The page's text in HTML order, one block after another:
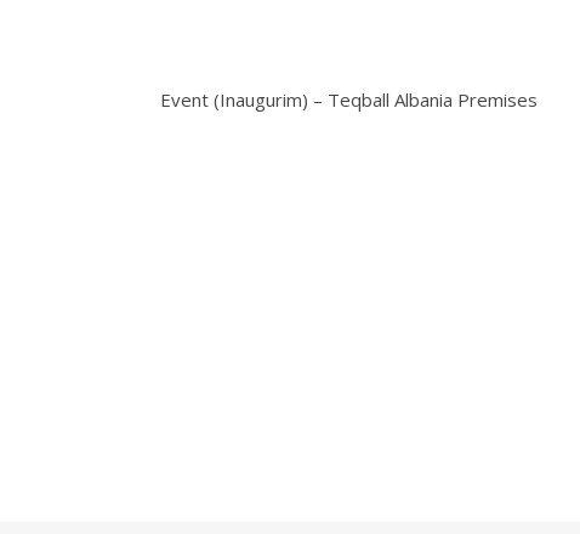
Event (Inaugurim) – Teqball Albania Premises